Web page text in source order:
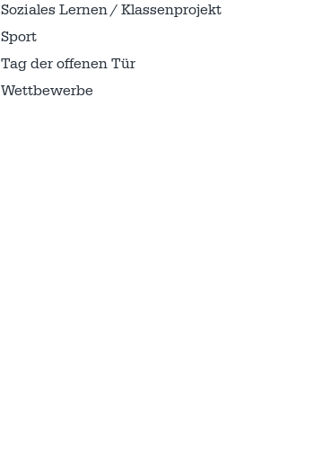
Soziales Lernen / Klassenprojekt
Sport
Tag der offenen Tür
Wettbewerbe